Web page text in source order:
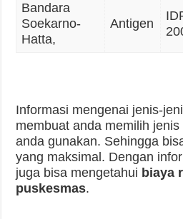
Bandara
Soekarno-
Hatta,
Antigen
Informasi mengenai jenis-
membuat anda memilih
anda gunakan. Sehingga
yang maksimal. Dengan
juga bisa mengetahui biaya
puskesmas.